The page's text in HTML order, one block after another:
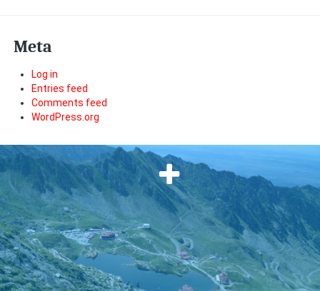
Meta
Log in
Entries feed
Comments feed
WordPress.org